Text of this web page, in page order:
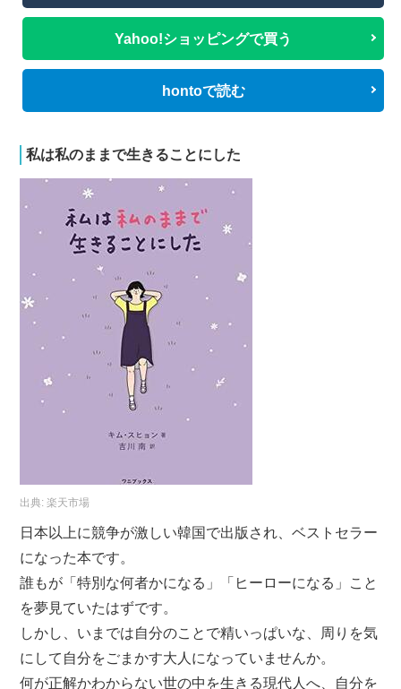
Yahoo!ショッピングで買う
hontoで読む
私は私のままで生きることにした
出典:楽天市場
日本以上に競争が激しい韓国で出版され、ベストセラー
になった本です。
誰もが「特別な何者かになる」「ヒーローになる」こと
を夢見ていたはずです。
しかし、いまでは自分のことで精いっぱいな、周りを気
にして自分をごまかす大人になっていませんか。
何が正解かわからない世の中を生きる現代人へ、自分を